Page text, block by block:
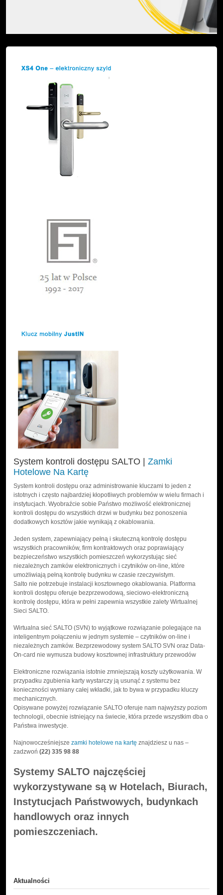
System kontroli dostępu SALTO | Zamki
Hotelowe Na Kartę
System kontroli dostępu oraz administrowanie kluczami to jeden z
istotnych i często najbardziej kłopotliwych problemów w wielu firmach i
instytucjach. Wyobraźcie sobie Państwo możliwość elektronicznej
kontroli dostępu do wszystkich drzwi w budynku bez ponoszenia
dodatkowych kosztów jakie wynikają z okablowania.
Jeden system, zapewniający pełną i skuteczną kontrolę dostępu
wszystkich pracowników, firm kontraktowych oraz poprawiający
bezpieczeństwo wszystkich pomieszczeń wykorzystując sieć
niezależnych zamków elektronicznych i czytników on-line, które
umożliwiają pełną kontrolę budynku w czasie rzeczywistym.
Salto nie potrzebuje instalacji kosztownego okablowania. Platforma
kontroli dostępu oferuje bezprzewodową, sieciowo-elektroniczną
kontrolę dostępu, która w pełni zapewnia wszystkie zalety Wirtualnej
Sieci SALTO.
Wirtualna sieć SALTO (SVN) to wyjątkowe rozwiązanie polegające na
inteligentnym połączeniu w jednym systemie – czytników on-line i
niezależnych zamków. Bezprzewodowy system SALTO SVN oraz Data-
On-card nie wymusza budowy kosztownej infrastruktury przewodów
Elektroniczne rozwiązania istotnie zmniejszają koszty użytkowania. W
przypadku zgubienia karty wystarczy ją usunąć z systemu bez
konieczności wymiany całej wkładki, jak to bywa w przypadku kluczy
mechanicznych.
Opisywane powyżej rozwiązanie SALTO oferuje nam najwyższy poziom
technologii, obecnie istniejący na świecie, która przede wszystkim dba o
Państwa inwestycje.
Najnowocześniejsze zamki hotelowe na kartę znajdziesz u nas –
zadzwoń (22) 335 98 88
Systemy SALTO najczęściej
wykorzystywane są w Hotelach, Biurach,
Instytucjach Państwowych, budynkach
handlowych oraz innych
pomieszczeniach.
Aktualności